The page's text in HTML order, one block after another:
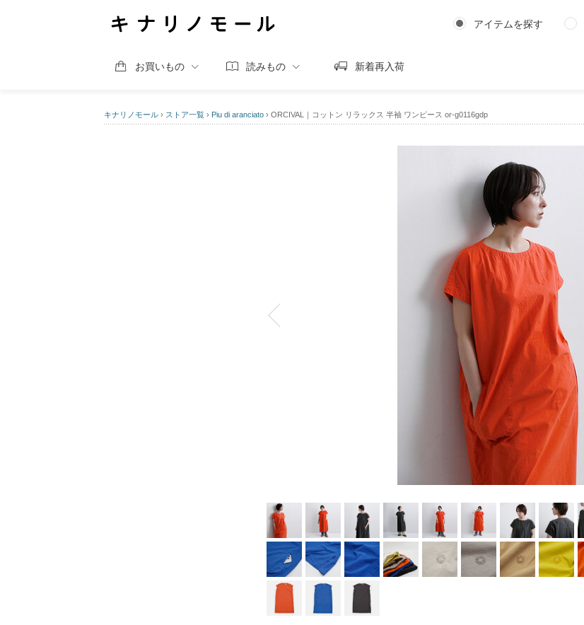
アイテムを探す
お買いもの 読みもの 新着再入荷
キナリノモール › ストア一覧 › Piu di aranciato › ORCIVAL｜コットン リラックス 半袖 ワンピース or-g0116gdp